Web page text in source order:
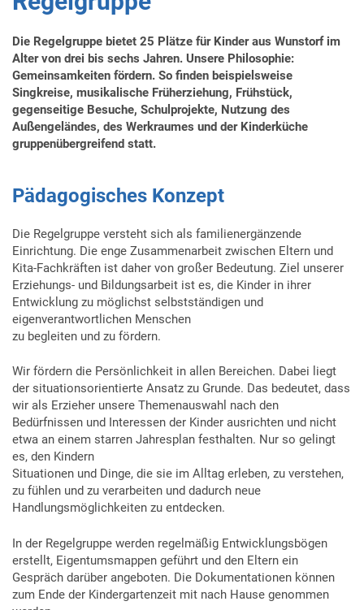
Neue Perspektiven: Marte Meo in der Frühförderung
Marte Meo
HortHauswirtschaft: Video-Rundgang
Praktikum im Fachbereich Holz – Ein Beispiel
Der Berufsbildungsbereich – in Leichter Sprache
Holz / Tischlerei
Wäscherei
Küche
Garten- und Landschaftspflege
LebensGrün
LebensArt
Aufnahme in die Werkstatt
Wohnheime
Wunstorf
Idensen
Wohngruppen
Wunstorf: Wohngemeinschaft “Lukas-Cranach-
Straße”
Stubbenhope”
Wunstorf-Luthe: Wohngemeinschaft “Lindenhof”
Idensen: Wohngemeinschaft “Branddrift”
NEU: Haus- und Hofgemeinschaft Luthe
Ambulant betreutes Wohnen
Wohntraining – ab 2020
OrgaCard Demovideos
Montage und Verpackung
Wäscherei
Veranstaltungsräume im Torhaus
Büro für Leichte Sprache
Was ist Leichte Sprache?
Was ist Leichte Sprache? – In Leichter Sprache
Team
Unsere Angebote – In Leichter Sprache
Schulungen
Projekte und Referenzen
Projekte und Referenzen – In Leichter Sprache
Kosten
Die Kosten – In Leichter Sprache
Mediathek
Downloads
Die Regelgruppe bietet 25 Plätze für Kinder aus Wunstorf im
Alter von drei bis sechs Jahren. Unsere Philosophie:
Gemeinsamkeiten fördern. So finden beispielsweise
Singkreise, musikalische Früherziehung, Frühstück,
gegenseitige Besuche, Schulprojekte, Nutzung des
Außengeländes, des Werkraumes und der Kinderküche
gruppenübergreifend statt.
Pädagogisches Konzept
Die Regelgruppe versteht sich als familienergänzende
Einrichtung. Die enge Zusammenarbeit zwischen Eltern und
Kita-Fachkräften ist daher von großer Bedeutung. Ziel unserer
Erziehungs- und Bildungsarbeit ist es, die Kinder in ihrer
Entwicklung zu möglichst selbstständigen und
eigenverantwortlichen Menschen
zu begleiten und zu fördern.
Wir fördern die Persönlichkeit in allen Bereichen. Dabei liegt
der situationsorientierte Ansatz zu Grunde. Das bedeutet, dass
wir als Erzieher unsere Themenauswahl nach den
Bedürfnissen und Interessen der Kinder ausrichten und nicht
etwa an einem starren Jahresplan festhalten. Nur so gelingt
es, den Kindern
Situationen und Dinge, die sie im Alltag erleben, zu verstehen,
zu fühlen und zu verarbeiten und dadurch neue
Handlungsmöglichkeiten zu entdecken.
In der Regelgruppe werden regelmäßig Entwicklungsbögen
erstellt, Eigentumsmappen geführt und den Eltern ein
Gespräch darüber angeboten. Die Dokumentationen können
zum Ende der Kindergartenzeit mit nach Hause genommen